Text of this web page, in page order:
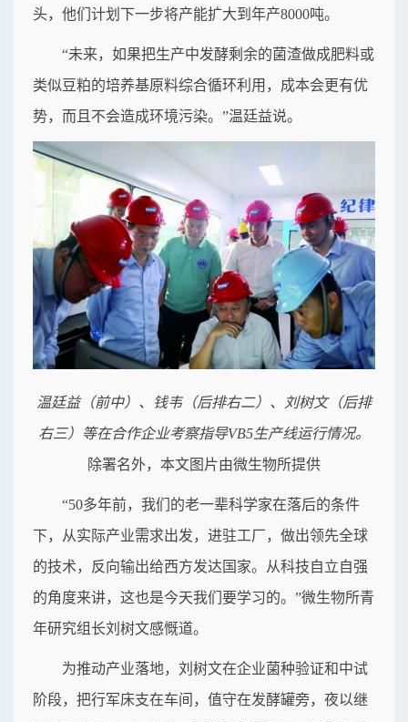
头，他们计划下一步将产能扩大到年产8000吨。
“未来，如果把生产中发酵剩余的菌渣做成肥料或
类似豆粕的培养基原料综合循环利用，成本会更有优
势，而且不会造成环境污染。”温廷益说。
温廷益（前中）、钱韦（后排右二）、刘树文（后排
右三）等在合作企业考察指导VB5生产线运行情况。
除署名外，本文图片由微生物所提供
“50多年前，我们的老一辈科学家在落后的条件
下，从实际产业需求出发，进驻工厂，做出领先全球
的技术，反向输出给西方发达国家。从科技自立自强
的角度来讲，这也是今天我们要学习的。”微生物所青
年研究组长刘树文感慨道。
为推动产业落地，刘树文在企业菌种验证和中试
阶段，把行军床支在车间，值守在发酵罐旁，夜以继